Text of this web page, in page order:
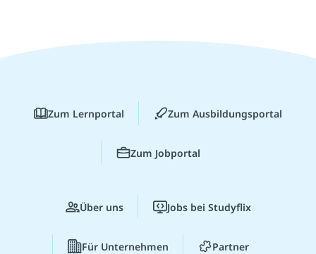
Zum Lernportal Zum Ausbildungsportal
Zum Jobportal
Über uns Jobs bei Studyflix
Für Unternehmen Partner